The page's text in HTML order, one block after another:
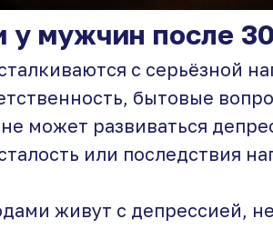
мужчин после
с серьёзной
бытовые
может развиваться
или последствия
живут с депрессией,